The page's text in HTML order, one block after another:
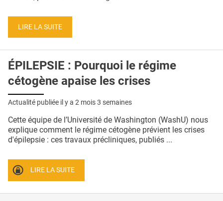
CONDITIONS GÉNÉRALES
CRÉDITS
LIRE LA SUITE
ÉPILEPSIE : Pourquoi le régime
cétogène apaise les crises
Actualité publiée il y a 2 mois 3 semaines
Cette équipe de l’Université de Washington (WashU) nous
explique comment le régime cétogène prévient les crises
d'épilepsie : ces travaux précliniques, publiés ...
LIRE LA SUITE